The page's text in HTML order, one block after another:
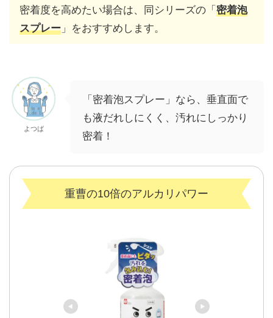
密着度を高めたい場合は、同シリーズの「密着泡
スプレー 」をおすすめします。
よつば
「密着泡スプレー」なら、垂直面で
も液だれしにくく、汚れにしっかり
密着！
重曹の10倍のアルカリパワー